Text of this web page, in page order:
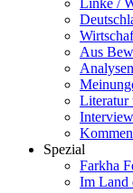
Aus
Analysen
Literatur
Spezial
Farkha
Im Land